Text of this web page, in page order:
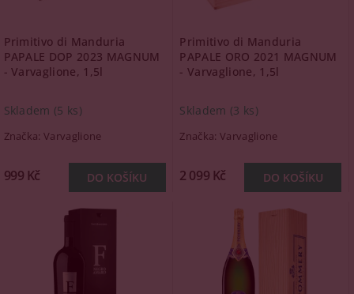
Primitivo di Manduria
PAPALE DOP 2023 MAGNUM
- Varvaglione, 1,5l
Skladem (5 ks)
Značka:Varvaglione
999 Kč
Primitivo di Manduria
PAPALE ORO 2021 MAGNUM
- Varvaglione, 1,5l
Skladem (3 ks)
Značka: Varvaglione
2 099 Kč